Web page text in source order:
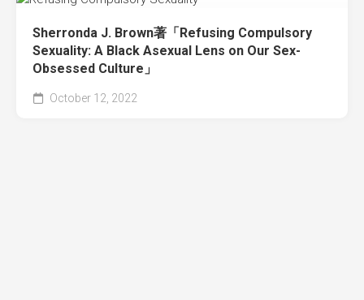
Sherronda J. Brown著「Refusing Compulsory
Sexuality: A Black Asexual Lens on Our Sex-
Obsessed Culture」
October 12, 2022